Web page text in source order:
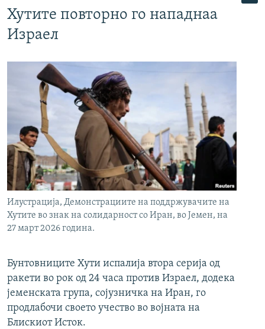
Хутите повторно го нападнаа
Израел
Илустрација, Демонстрациите на поддржувачите на
Хутите во знак на солидарност со Иран, во Јемен, на
27 март 2026 година.
Бунтовниците Хути испалија втора серија од
ракети во рок од 24 часа против Израел, додека
јеменската група, сојузничка на Иран, го
продлабочи своето учество во војната на
Блискиот Исток.